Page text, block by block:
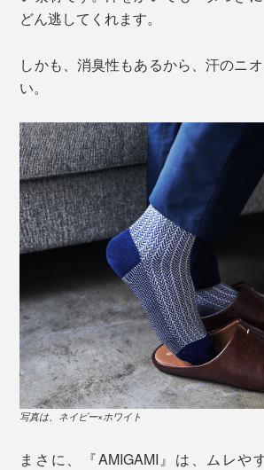
どん逃してくれます。
しかも、消臭性もあるから、汗のニ
い。
写真は、ネイビー×ホワイト
まさに、『AMIGAMI』は、ムレや